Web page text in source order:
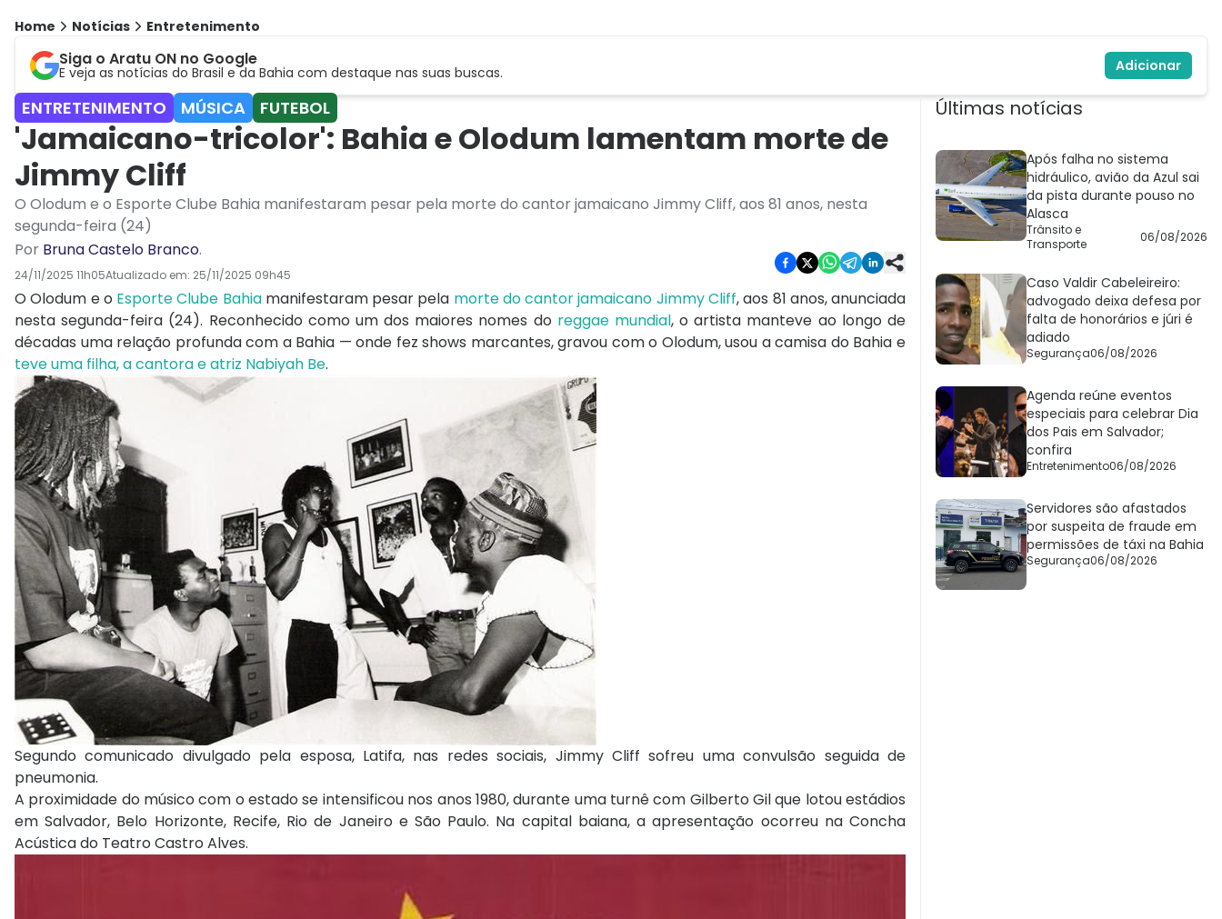
Home Notícias Entretenimento
Siga o Aratu ON no Google
E veja as notícias do Brasil e da Bahia com destaque nas suas buscas. Adicionar
ENTRETENIMENTO MÚSICA FUTEBOL
'Jamaicano-tricolor': Bahia e Olodum lamentam morte de
Jimmy Cliff
O Olodum e o Esporte Clube Bahia manifestaram pesar pela morte do cantor jamaicano Jimmy Cliff, aos 81 anos, nesta
segunda-feira (24)
Por Bruna Castelo Branco.
24/11/2025 11h05Atualizado em: 25/11/2025 09h45
O Olodum e o Esporte Clube Bahiamanifestaram pesar pela morte do cantor jamaicano Jimmy Cliff, aos 81 anos, anunciada
nesta segunda-feira (24). Reconhecido como um dos maiores nomes do reggae mundial, o artista manteve ao longo de
décadas uma relação profunda com a Bahia — onde fez shows marcantes, gravou com o Olodum, usou a camisa do Bahia e
teve uma filha, a cantora e atriz Nabiyah Be.
Segundo comunicado divulgado pela esposa, Latifa, nas redes sociais, Jimmy Cliff sofreu uma convulsão seguida de
pneumonia.
A proximidade do músico com o estado se intensificou nos anos 1980, durante uma turnê com Gilberto Gil que lotou estádios
em Salvador, Belo Horizonte, Recife, Rio de Janeiro e São Paulo. Na capital baiana, a apresentação ocorreu na Concha
Acústica do Teatro Castro Alves.
Últimas notícias
Após falha no sistema
hidráulico, avião da Azul sai
da pista durante pouso no
Alasca
Trânsito e
Transporte
06/08/2026
Caso Valdir Cabeleireiro:
advogado deixa defesa por
falta de honorários e júri é
adiado
Segurança06/08/2026
Agenda reúne eventos
especiais para celebrar Dia
dos Pais em Salvador;
confira
Entretenimento06/08/2026
Servidores são afastados
por suspeita de fraude em
permissões de táxi na Bahia
Segurança06/08/2026